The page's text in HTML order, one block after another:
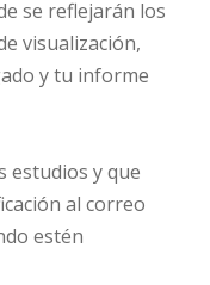
se reflejarán los
visualización,
y tu informe
estudios y que
al correo
estén